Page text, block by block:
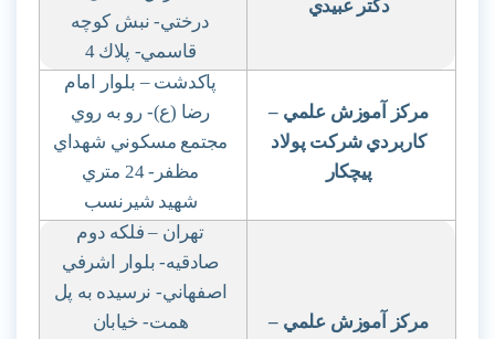
دكتر عبيدي
درختي- نبش كوچه
قاسمي- پلاك 4
مركز آموزش علمي –
كاربردي شركت پولاد
پيچكار
پاكدشت – بلوار امام
رضا (ع)- رو به روي
مجتمع مسكوني شهداي
مظفر- 24 متري
شهيد شيرنسب
مركز آموزش علمي –
تهران – فلكه دوم
صادقيه- بلوار اشرفي
اصفهاني- نرسيده به پل
همت- خيابان